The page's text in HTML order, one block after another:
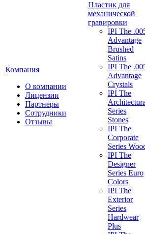
Компания
О компании
Лицензии
Партнеры
Сотрудники
Отзывы
Пластик для
механической
гравировки
IPI The
Advantage
Brushed
Satins
IPI The
Advantage
Crystals
IPI The
Series
Stones
IPI The
Corporate
Series
IPI The
Designer
Series Euro
Colors
IPI The
Exterior
Series
Hardwear
Plus